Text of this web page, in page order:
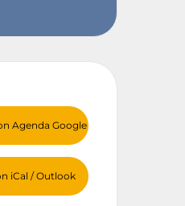
Agenda Google
iCal / Outlook